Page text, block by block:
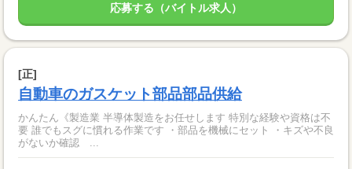
応募する（バイトル求人）
[正]
自動車のガスケット部品部品供給
かんたん《製造業 半導体製造をお任せします 特別な経験や資格は不
要 誰でもスグに慣れる作業です ・部品を機械にセット ・キズや不良
がないか確認 ...